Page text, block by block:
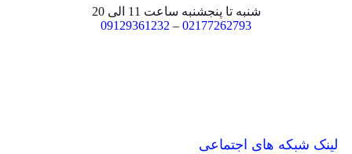
شنبه تا پنجشنبه ساعت 11 الی 20
02177262793
–
09129361232
لینک شبکه های اجتماعی